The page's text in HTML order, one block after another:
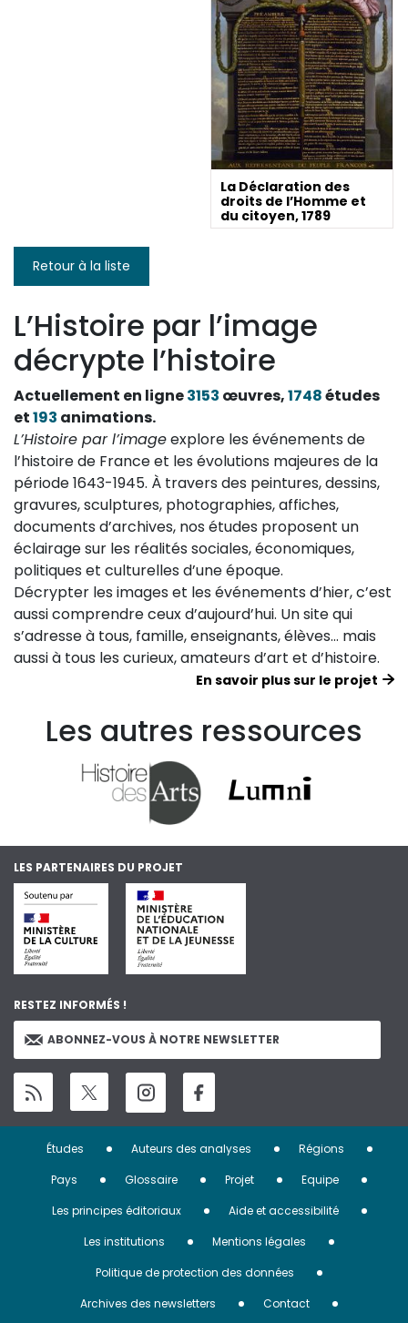
La Déclaration des
droits de l’Homme et
du citoyen, 1789
Retour à la liste
L’Histoire par l’image
décrypte l’histoire
Actuellement en ligne3153 œuvres,1748études
et193 animations.
L’Histoire par l’imageexplore les événements de
l’histoire de France et les évolutions majeures de la
période 1643-1945. À travers des peintures, dessins,
gravures, sculptures, photographies, affiches,
documents d’archives, nos études proposent un
éclairage sur les réalités sociales, économiques,
politiques et culturelles d’une époque.
Décrypter les images et les événements d’hier, c’est
aussi comprendre ceux d’aujourd’hui. Un site qui
s’adresse à tous, famille, enseignants, élèves… mais
aussi à tous les curieux, amateurs d’art et d’histoire.
En savoir plus sur le projet
Les autres ressources
LES PARTENAIRES DU PROJET
RESTEZ INFORMÉS !
ABONNEZ-VOUS À NOTRE NEWSLETTER
Menu
Pied
page
Études Auteurs des analyses
Régions
Pays
Glossaire Projet
Equipe
Les principes éditoriaux
Aide et accessibilité
Les institutions
Mentions légales
Politique de protection des données
Archives des newsletters
Contact